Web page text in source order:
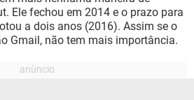
Ele fechou em 2014 e o prazo para
a dois anos (2016). Assim se o
Gmail, não tem mais importância.